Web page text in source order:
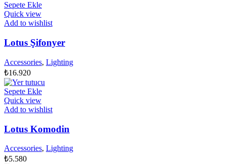
Sepete Ekle
Quick view
Add to wishlist
Lotus Şifonyer
Accessories, Lighting
₺16.920
Sepete Ekle
Quick view
Add to wishlist
Lotus Komodin
Accessories, Lighting
₺5.580